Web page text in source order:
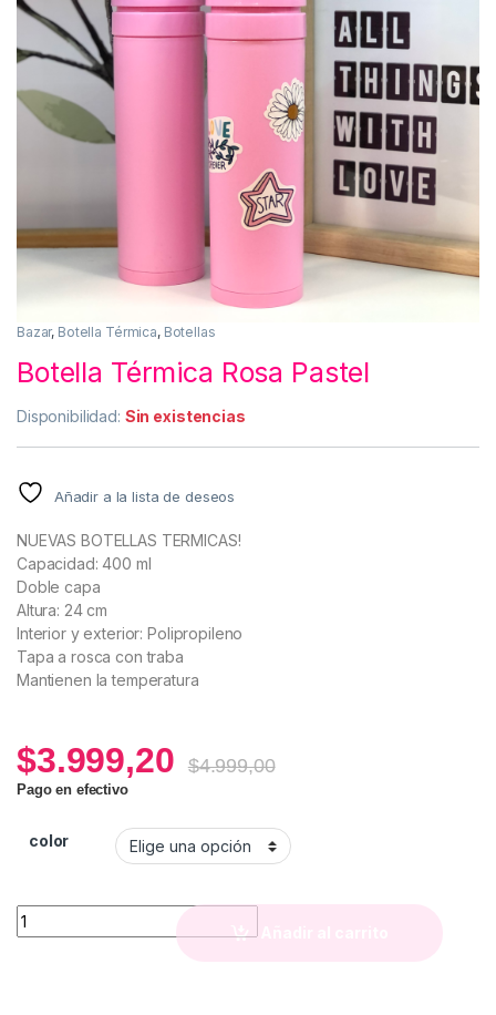
Bazar, Botella Térmica, Botellas
Botella Térmica Rosa Pastel
Disponibilidad: Sin existencias
Añadir a la lista de deseos
NUEVAS BOTELLAS TERMICAS!
Capacidad: 400 ml
Doble capa
Altura: 24 cm
Interior y exterior: Polipropileno
Tapa a rosca con traba
Mantienen la temperatura
$3.999,20 $4.999,00
Pago en efectivo
color
Botella Térmica Rosa Pastel quantity